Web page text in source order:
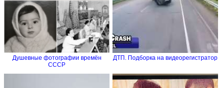
Душевные фотографии времён
СССР
ДТП. Подборка на видеорегистратор